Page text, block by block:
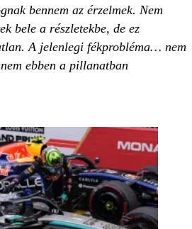
bennem az érzelmek. Nem
bele a részletekbe, de ez
A jelenlegi fékprobléma… nem
ebben a pillanatban